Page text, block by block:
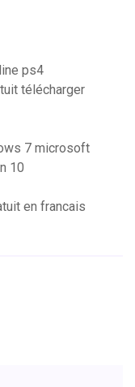
ps4
télécharger
7 microsoft
10
en francais